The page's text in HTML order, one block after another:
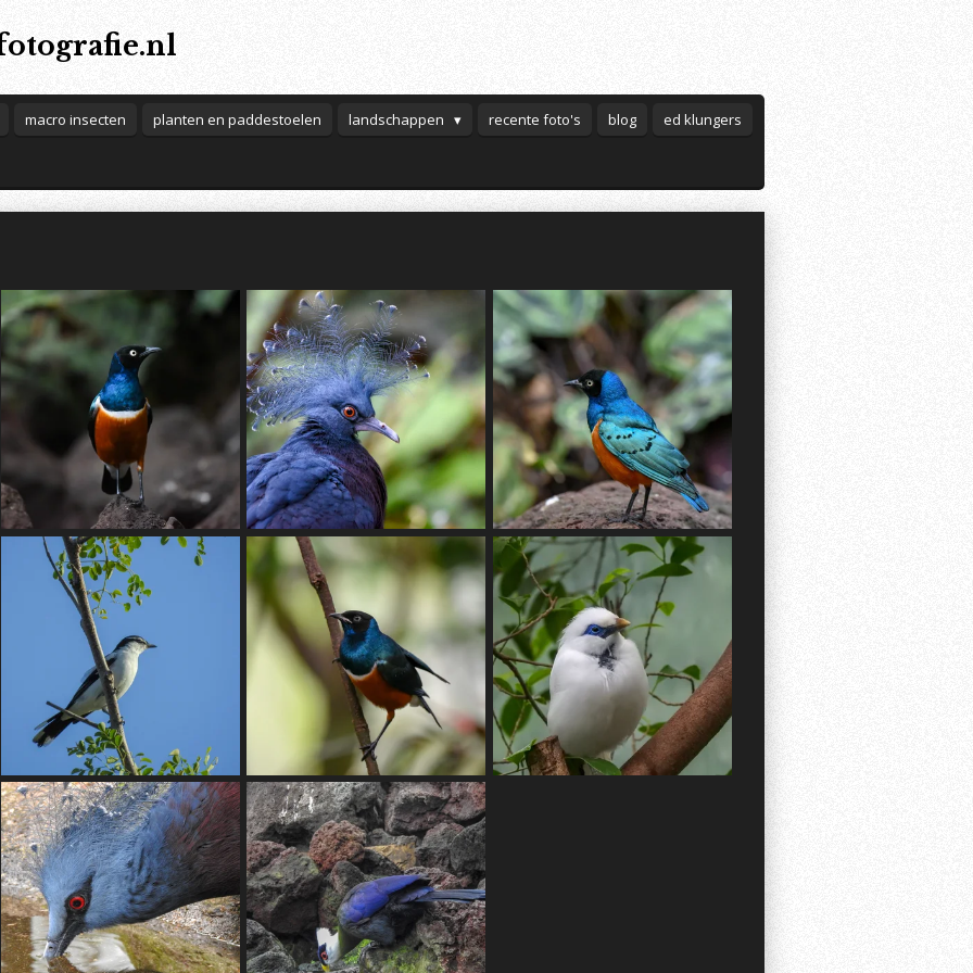
macro insecten planten en paddestoelen landschappen recente foto's blog
ed klungers